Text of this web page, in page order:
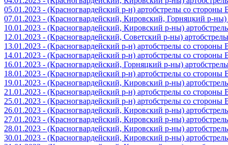
05.01.2023 - (Красногвардейский р-н) артобстрелы со
07.01.2023 - (Красногвардейский, Кировский, Горняцкий р-
10.01.2023 - (Красногвардейский, Кировский р-ны)
12.01.2023 - (Красногвардейский, Советский р-ны)
13.01.2023 - (Красногвардейский р-н) артобстрелы со
14.01.2023 - (Красногвардейский р-н) артобстрелы со
16.01.2023 - (Красногвардейский, Горняцкий р-ны)
18.01.2023 - (Красногвардейский р-н) артобстрелы со
19.01.2023 - (Красногвардейский, Кировский р-ны)
21.01.2023 - (Красногвардейский р-н) артобстрелы со
25.01.2023 - (Красногвардейский р-н) артобстрелы со
26.01.2023 - (Красногвардейский, Кировский р-ны)
27.01.2023 - (Красногвардейский, Кировский р-ны)
28.01.2023 - (Красногвардейский, Кировский р-ны)
30.01.2023 - (Красногвардейский, Кировский р-ны)